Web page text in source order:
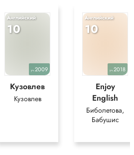
Английский
10
уч.2009
Кузовлев
Кузовлев
Английский
10
уч. 2018
Enjoy
English
Биболетова,
Бабушис